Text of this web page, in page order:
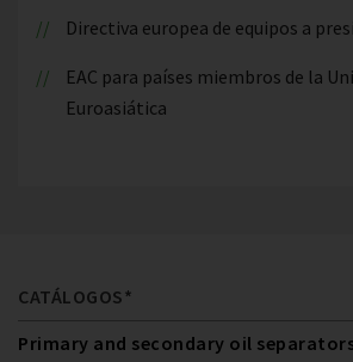
Directiva europea de equipos a
EAC para países miembros de la
Euroasiática
CATÁLOGOS*
Primary and secondary oil